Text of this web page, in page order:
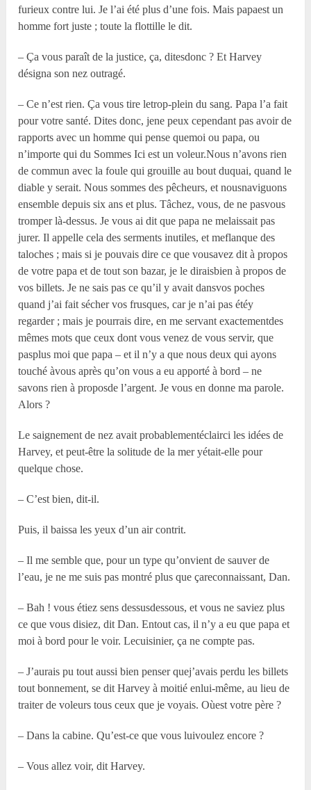
furieux contre lui. Je l’ai été plus d’une fois. Mais papaest un
homme fort juste ; toute la flottille le dit.
– Ça vous paraît de la justice, ça, ditesdonc ? Et Harvey
désigna son nez outragé.
– Ce n’est rien. Ça vous tire letrop-plein du sang. Papa l’a fait
pour votre santé. Dites donc, jene peux cependant pas avoir de
rapports avec un homme qui pense quemoi ou papa, ou
n’importe qui du Sommes Ici est un voleur.Nous n’avons rien
de commun avec la foule qui grouille au bout duquai, quand le
diable y serait. Nous sommes des pêcheurs, et nousnaviguons
ensemble depuis six ans et plus. Tâchez, vous, de ne pasvous
tromper là-dessus. Je vous ai dit que papa ne melaissait pas
jurer. Il appelle cela des serments inutiles, et meflanque des
taloches ; mais si je pouvais dire ce que vousavez dit à propos
de votre papa et de tout son bazar, je le diraisbien à propos de
vos billets. Je ne sais pas ce qu’il y avait dansvos poches
quand j’ai fait sécher vos frusques, car je n’ai pas étéy
regarder ; mais je pourrais dire, en me servant exactementdes
mêmes mots que ceux dont vous venez de vous servir, que
pasplus moi que papa – et il n’y a que nous deux qui ayons
touché àvous après qu’on vous a eu apporté à bord – ne
savons rien à proposde l’argent. Je vous en donne ma parole.
Alors ?
Le saignement de nez avait probablementéclairci les idées de
Harvey, et peut-être la solitude de la mer yétait-elle pour
quelque chose.
– C’est bien, dit-il.
Puis, il baissa les yeux d’un air contrit.
– Il me semble que, pour un type qu’onvient de sauver de
l’eau, je ne me suis pas montré plus que çareconnaissant, Dan.
– Bah ! vous étiez sens dessusdessous, et vous ne saviez plus
ce que vous disiez, dit Dan. Entout cas, il n’y a eu que papa et
moi à bord pour le voir. Lecuisinier, ça ne compte pas.
– J’aurais pu tout aussi bien penser quej’avais perdu les billets
tout bonnement, se dit Harvey à moitié enlui-même, au lieu de
traiter de voleurs tous ceux que je voyais. Oùest votre père ?
– Dans la cabine. Qu’est-ce que vous luivoulez encore ?
– Vous allez voir, dit Harvey.